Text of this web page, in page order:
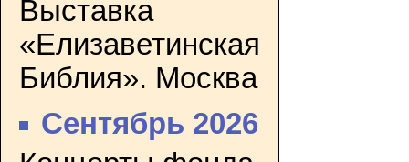
Выставка
«Елизаветинская
Библия». Москва
Сентябрь 2026